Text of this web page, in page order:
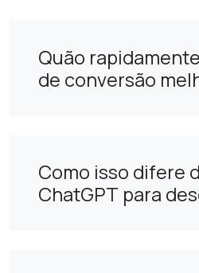
Quão
de conversão
Como isso difere
ChatGPT para